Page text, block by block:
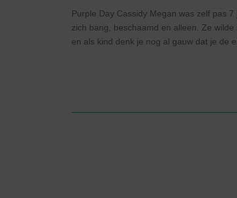
Purple Day Cassidy Megan was zelf pas
zich bang, beschaamd en alleen. Ze
en als kind denk je nog al gauw dat je de